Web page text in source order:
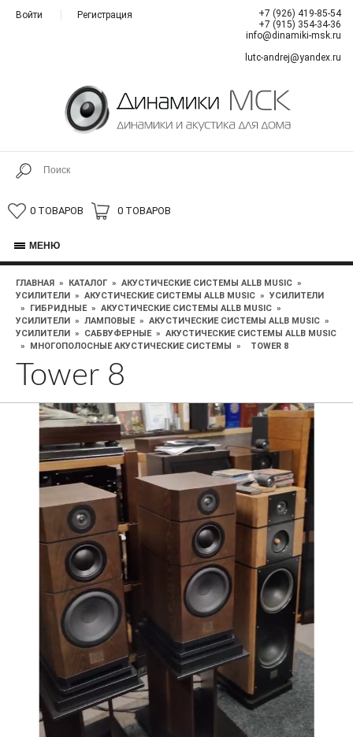
Войти Регистрация
+7 (926) 419-85-54
+7 (915) 354-34-36
info@dinamiki-msk.ru
lutc-andrej@yandex.ru
0 ТОВАРОВ 0 ТОВАРОВ
МЕНЮ
ГЛАВНАЯ » КАТАЛОГ » АКУСТИЧЕСКИЕ СИСТЕМЫ ALLB MUSIC »
УСИЛИТЕЛИ » АКУСТИЧЕСКИЕ СИСТЕМЫ ALLB MUSIC » УСИЛИТЕЛИ
»
ГИБРИДНЫЕ » АКУСТИЧЕСКИЕ СИСТЕМЫ ALLB MUSIC »
УСИЛИТЕЛИ » ЛАМПОВЫЕ » АКУСТИЧЕСКИЕ СИСТЕМЫ ALLB MUSIC »
УСИЛИТЕЛИ » САБВУФЕРНЫЕ » АКУСТИЧЕСКИЕ СИСТЕМЫ ALLB MUSIC
»
МНОГОПОЛОСНЫЕ АКУСТИЧЕСКИЕ СИСТЕМЫ » TOWER 8
Tower 8